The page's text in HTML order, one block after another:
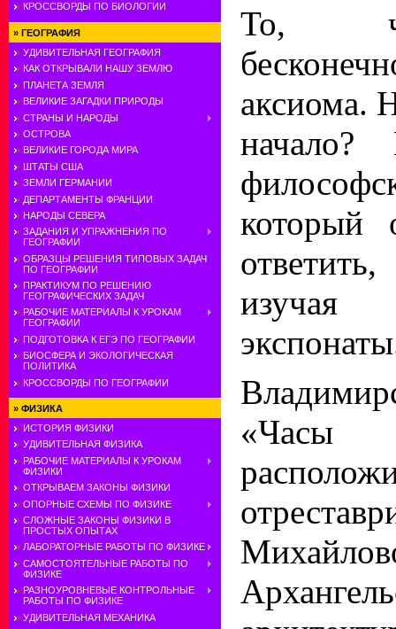
КРОССВОРДЫ ПО БИОЛОГИИ
» ГЕОГРАФИЯ
УДИВИТЕЛЬНАЯ ГЕОГРАФИЯ
КАК ОТКРЫВАЛИ НАШУ ЗЕМЛЮ
ПЛАНЕТА ЗЕМЛЯ
ВЕЛИКИЕ ЗАГАДКИ ПРИРОДЫ
СТРАНЫ И НАРОДЫ
ОСТРОВА
ВЕЛИКИЕ ГОРОДА МИРА
ШТАТЫ США
ЗЕМЛИ ГЕРМАНИИ
ДЕПАРТАМЕНТЫ ФРАНЦИИ
НАРОДЫ СЕВЕРА
ЗАДАНИЯ И УПРАЖНЕНИЯ ПО
ГЕОГРАФИИ
ОБРАЗЦЫ РЕШЕНИЯ ТИПОВЫХ ЗАДАЧ
ПО ГЕОГРАФИИ
ПРАКТИКУМ ПО РЕШЕНИЮ
ГЕОГРАФИЧЕСКИХ ЗАДАЧ
РАБОЧИЕ МАТЕРИАЛЫ К УРОКАМ
ГЕОГРАФИИ
ПОДГОТОВКА К ЕГЭ ПО ГЕОГРАФИИ
БИОСФЕРА И ЭКОЛОГИЧЕСКАЯ
ПОЛИТИКА
КРОССВОРДЫ ПО ГЕОГРАФИИ
» ФИЗИКА
ИСТОРИЯ ФИЗИКИ
УДИВИТЕЛЬНАЯ ФИЗИКА
РАБОЧИЕ МАТЕРИАЛЫ К УРОКАМ
ФИЗИКИ
ОТКРЫВАЕМ ЗАКОНЫ ФИЗИКИ
ОПОРНЫЕ СХЕМЫ ПО ФИЗИКЕ
СЛОЖНЫЕ ЗАКОНЫ ФИЗИКИ В
ПРОСТЫХ ОПЫТАХ
ЛАБОРАТОРНЫЕ РАБОТЫ ПО ФИЗИКЕ
САМОСТОЯТЕЛЬНЫЕ РАБОТЫ ПО
ФИЗИКЕ
РАЗНОУРОВНЕВЫЕ КОНТРОЛЬНЫЕ
РАБОТЫ ПО ФИЗИКЕ
УДИВИТЕЛЬНАЯ МЕХАНИКА
То,
аксиома.
начало?
который